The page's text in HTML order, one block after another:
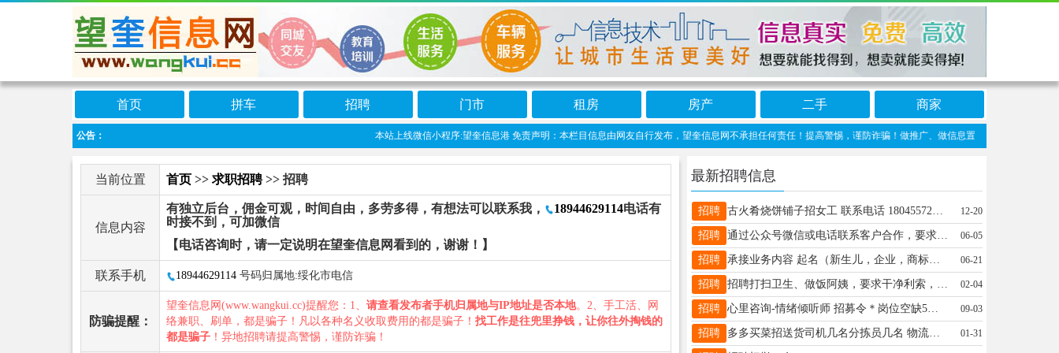
首页 拼车 招聘 门市 租房 房产 二手 商家
公告： 本站上线微信小程序:望奎信息港 免责声明：本栏目信息由网友自行发布，望奎信息网不承担任何责任！提高警惕，谨防诈骗！做推广、做信息置顶！请加望奎信息网客
当前位置 首页 >> 求职招聘>> 招聘
信息内容
有独立后台，佣金可观，时间自由，多劳多得，有想法可以联系我， 18944629114电话有
时接不到，可加微信
【电话咨询时，请一定说明在望奎信息网看到的，谢谢！】
联系手机 18944629114 号码归属地:绥化市电信
防骗提醒：
望奎信息网(www.wangkui.cc)提醒您：1、 请查看发布者手机归属地与IP地址是否本地。2、手工活、网
络兼职、刷单，都是骗子！凡以各种名义收取费用的都是骗子！ 找工作是往兜里挣钱，让你往外掏钱的
都是骗子 ！异地招聘请提高警惕，谨防诈骗！
最新招聘信息
招聘 古火肴烧饼铺子招女工 联系电话 18045572600 12-20
招聘 通过公众号微信或电话联系客户合作，要求：语言表达能力强，思维灵活，有销售经验，能熟练掌握电脑及办公软件，学历不限，底薪2500，联系电话13717810010 06-05
招聘 承接业务内容 起名（新生儿，企业，商标） 择日（乔迁，嫁娶，开业） 周易预测（生意，工作，感情，寻物）等 宏欣：13359929727 06-21
招聘 招聘打扫卫生、做饭阿姨，要求干净利索，有责任心，有爱心，需全天在，能帮忙带带孩子，有意者联系电话:15145576006。 02-04
招聘 心里咨询-情绪倾听师 招募令＊岗位空缺5人无学历要求.有岗前培训23-48岁全职或宝妈优先、 3K—2W赚多少自己说了算在家工作家庭事业兼顾电话13194551795 09-03
招聘 多多买菜招送货司机几名分拣员几名 物流招客服1名快递员几名 送物流人员几名 大量用人男工女工长期有效 年后想找工作的请联系18745572343 01-31